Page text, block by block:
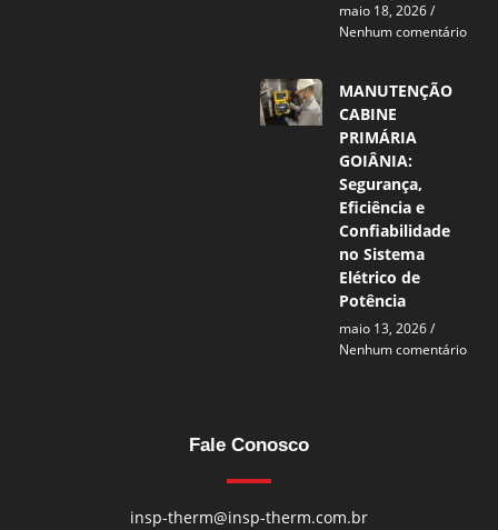
maio 18, 2026
Nenhum comentário
MANUTENÇÃO
CABINE
PRIMÁRIA
GOIÂNIA:
Segurança,
Eficiência e
Confiabilidade
no Sistema
Elétrico de
Potência
maio 13, 2026
Nenhum comentário
Fale Conosco
insp-therm@insp-therm.com.br